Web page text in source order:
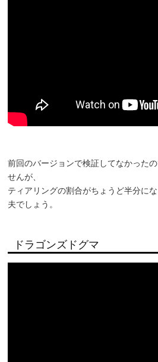
前回のバージョンで検証してなかった
せんが、
ティアリングの割合がちょうど半分に
夫でしょう。
ドラゴンズドグマ